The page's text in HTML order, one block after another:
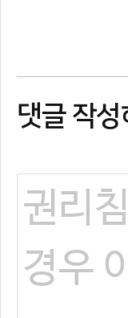
댓글 작성